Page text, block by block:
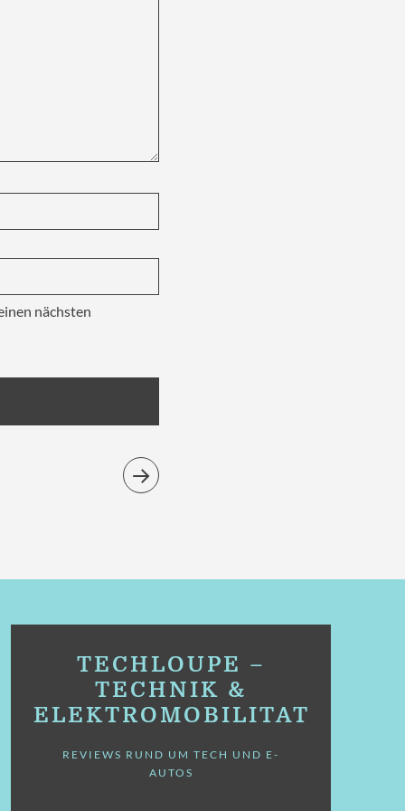
nächsten
TECHLOUPE –
TECHNIK &
ELEKTROMOBILITÄT
REVIEWS RUND UM TECH UND E-
AUTOS